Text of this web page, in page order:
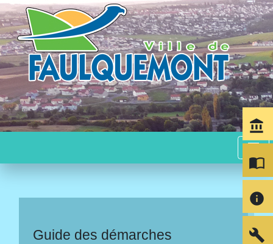
menu
Guide des démarches
account_balance
import_contacts
info
build